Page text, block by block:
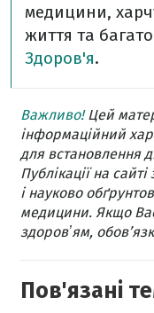
медицини,
життя та
Здоров'я.
Важливо!Цей
інформаційний
для встановлення
Публікації на
і науково
медицини. Якщо
здоровʼям,
Пов'язані